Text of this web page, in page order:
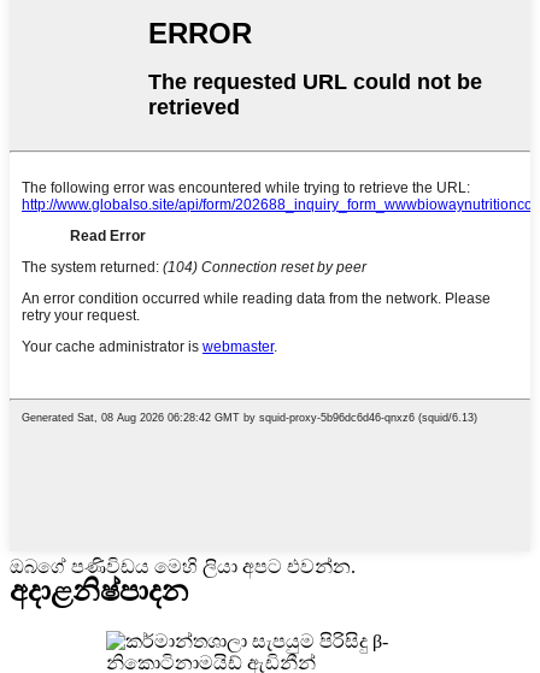
ඔබගේ පණිවිඩය මෙහි ලියා අපට එවන්න.
අදාළනිෂ්පාදන